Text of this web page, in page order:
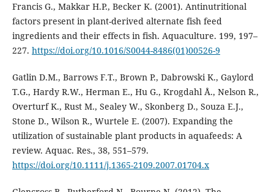
Francis G., Makkar H.P., Becker K. (2001). Antinutritional
factors present in plant-derived alternate fish feed
ingredients and their effects in fish. Aquaculture. 199, 197–
227. https://doi.org/10.1016/S0044-8486(01)00526-9
Gatlin D.M., Barrows F.T., Brown P., Dabrowski K., Gaylord
T.G., Hardy R.W., Herman E., Hu G., Krogdahl Å., Nelson R.,
Overturf K., Rust M., Sealey W., Skonberg D., Souza E.J.,
Stone D., Wilson R., Wurtele E. (2007). Expanding the
utilization of sustainable plant products in aquafeeds: A
review. Aquac. Res., 38, 551–579.
https://doi.org/10.1111/j.1365-2109.2007.01704.x